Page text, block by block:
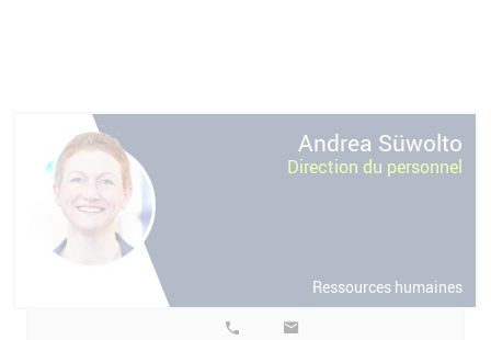
Andrea Süwolto
Direction du personnel
Ressources humaines